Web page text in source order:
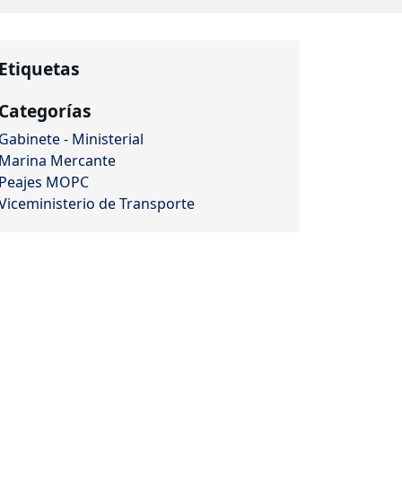
Etiquetas
Categorías
Gabinete - Ministerial
Marina Mercante
Peajes MOPC
de Transporte